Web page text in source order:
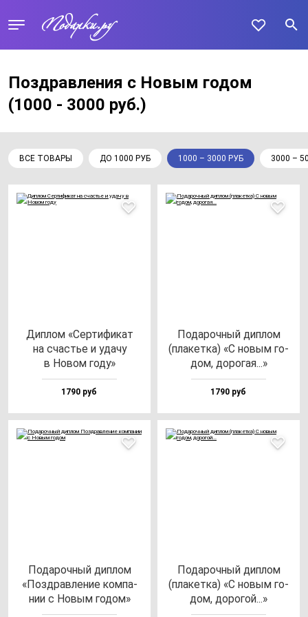
Поздравления с Новым годом
(1000 - 3000 руб.)
ВСЕ ТОВАРЫ ДО 1000 РУБ 1000 – 3000 РУБ 3000 –
Дип­лом «Сер­ти­фи­кат
на счастье и уда­чу
в Новом го­ду»
1790 руб
Пода­роч­ный дип­лом
(пла­кет­ка) «С но­вым го­
дом, до­ро­гая...»
1790 руб
Пода­роч­ный дип­лом
«Поз­драв­ле­ние ком­па­
нии с Новым го­дом»
Пода­роч­ный дип­лом
(пла­кет­ка) «С но­вым го­
дом, до­ро­гой...»